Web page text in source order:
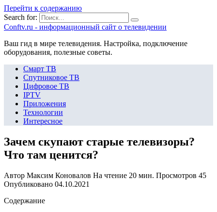
Перейти к содержанию
Search for:
Сonftv.ru - информационный сайт о телевидении
Ваш гид в мире телевидения. Настройка, подключение
оборудования, полезные советы.
Смарт ТВ
Спутниковое ТВ
Цифровое ТВ
IPTV
Приложения
Технологии
Интересное
Зачем скупают старые телевизоры?
Что там ценится?
Автор Максим Коновалов На чтение 20 мин. Просмотров 45
Опубликовано 04.10.2021
Содержание